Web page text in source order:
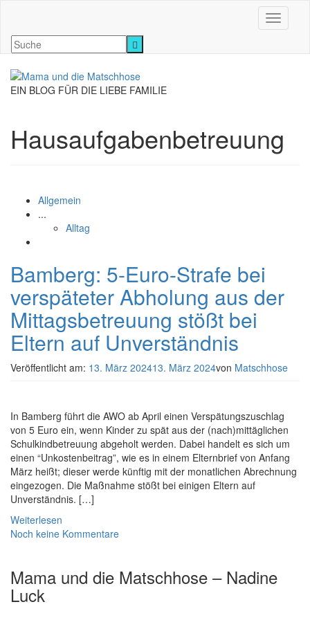
EIN BLOG FÜR DIE LIEBE FAMILIE
Hausaufgabenbetreuung
Allgemein
...
Alltag
Bamberg: 5-Euro-Strafe bei
verspäteter Abholung aus der
Mittagsbetreuung stößt bei
Eltern auf Unverständnis
Veröffentlicht am: 13. März 202413. März 2024von Matschhose
In Bamberg führt die AWO ab April einen Verspätungszuschlag
von 5 Euro ein, wenn Kinder zu spät aus der (nach)mittäglichen
Schulkindbetreuung abgeholt werden. Dabei handelt es sich um
einen “Unkostenbeitrag”, wie es in einem Elternbrief von Anfang
März heißt; dieser werde künftig mit der monatlichen Abrechnung
eingezogen. Die Maßnahme stößt bei einigen Eltern auf
Unverständnis. […]
Weiterlesen
Noch keine Kommentare
Mama und die Matschhose – Nadine
Luck